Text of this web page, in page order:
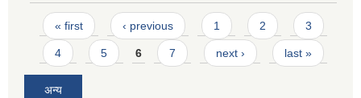
Pages
« first ‹ previous 1 2 3
4 5 6 7 next › last »
अन्य